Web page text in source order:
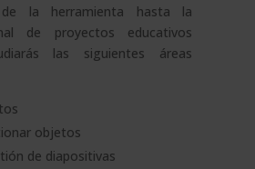
de la herramienta hasta la
de proyectos educativos
las siguientes áreas
objetos
de diapositivas